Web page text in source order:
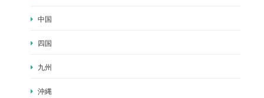
中国
四国
九州
沖縄